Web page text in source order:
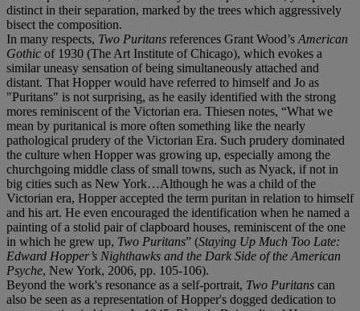
distinct in their separation, marked by the trees which aggressively
bisect the composition.
In many respects, Two Puritans references Grant Wood’s American
Gothic of 1930 (The Art Institute of Chicago), which evokes a
similar uneasy sensation of being simultaneously attached and
distant. That Hopper would have referred to himself and Jo as
"Puritans" is not surprising, as he easily identified with the strong
mores reminiscent of the Victorian era. Thiesen notes, “What we
mean by puritanical is more often something like the nearly
pathological prudery of the Victorian Era. Such prudery dominated
the culture when Hopper was growing up, especially among the
churchgoing middle class of small towns, such as Nyack, if not in
big cities such as New York…Although he was a child of the
Victorian era, Hopper accepted the term puritan in relation to himself
and his art. He even encouraged the identification when he named a
painting of a stolid pair of clapboard houses, reminiscent of the one
in which he grew up, Two Puritans” (Staying Up Much Too Late:
Edward Hopper’s Nighthawks and the Dark Side of the American
Psyche, New York, 2006, pp. 105-106).
Beyond the work's resonance as a self-portrait, Two Puritans can
also be seen as a representation of Hopper's dogged dedication to